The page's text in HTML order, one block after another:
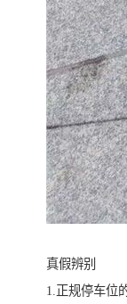
真假辨别
1.正规停车位